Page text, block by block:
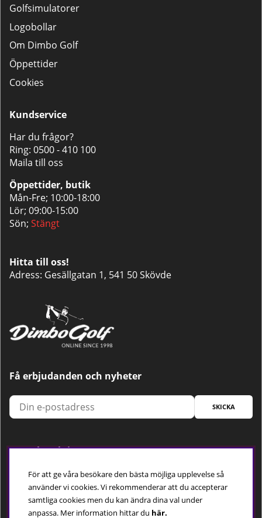
Golfsimulatorer
Logobollar
Om Dimbo Golf
Öppettider
Cookies
Kundservice
Har du frågor?
Ring: 0500 - 410 100
Maila till oss
Öppettider, butik
Mån-Fre; 10:00-18:00
Lör; 09:00-15:00
Sön; Stängt
Hitta till oss!
Adress: Gesällgatan 1, 541 50 Skövde
Få erbjudanden och nyheter
SKICKA
Trygg betalning
Följ oss
För att ge våra besökare den bästa möjliga upplevelse så
använder vi cookies. Vi rekommenderar att du accepterar
samtliga cookies men du kan ändra dina val under
anpassa. Mer information hittar du här.